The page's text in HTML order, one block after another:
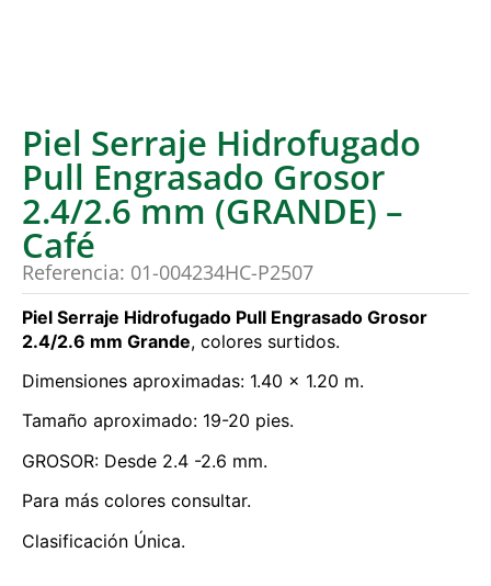
Piel Serraje Hidrofugado
Pull Engrasado Grosor
2.4/2.6 mm (GRANDE) –
Café
Referencia: 01-004234HC-P2507
Piel Serraje Hidrofugado Pull Engrasado Grosor
2.4/2.6 mm Grande, colores surtidos.
Dimensiones aproximadas: 1.40 x 1.20 m.
Tamaño aproximado: 19-20 pies.
GROSOR: Desde 2.4 -2.6 mm.
Para más colores consultar.
Clasificación Única.